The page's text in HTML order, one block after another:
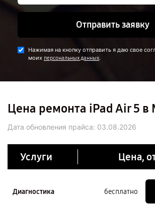
Отправить заявку
Нажимая на кнопку отправить я даю свое
моих персональных данных.
Цена ремонта iPad Air 5 в
Дата обновления прайса: 03.08.2026
Услуги Цена,
Диагностика бесплатно